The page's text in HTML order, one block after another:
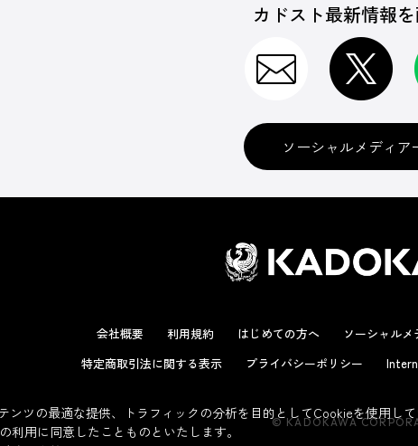
カドスト最新情報
ソーシャルメディア
会社概要 利用規約 はじめての方へ ソーシャルメ
特定商取引法に関する表示
プライバシーポリシー
© KADOKAWA
ツの最適な提供、トラフィックの分析を目的としてCookieを使用して
用に同意したことものといたします。